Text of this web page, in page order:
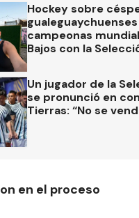
Hockey sobre
campeonas
Bajos con la
Un jugador de la
se pronunció en
Tierras: “No se
en el proceso